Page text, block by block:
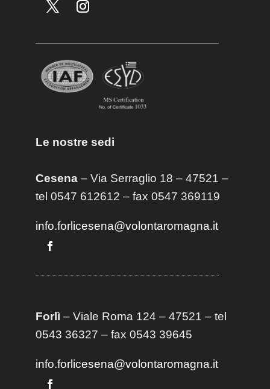
Le nostre sedi
Cesena– Via Serraglio 18 – 47521 –
tel 0547 612612 – fax 0547 369119
info.forlicesena@volontaromagna.it
Forlì – Viale Roma 124 – 47521 – tel
0543 36327 – fax 0543 39645
info.forlicesena@volontaromagna.it